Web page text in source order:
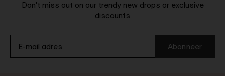
Don't miss out on our trendy new drops or exclusive
discounts
Abonneer